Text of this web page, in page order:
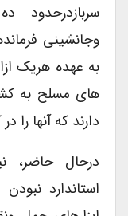
سربازدرحدود
وجانشینی
به عهده هریک
های مسلح به
دارند که آنها را
استاندارد